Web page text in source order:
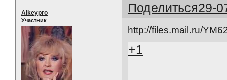
Поделиться29-
Alkeypro
Участник
http://files.mail.ru/
+1